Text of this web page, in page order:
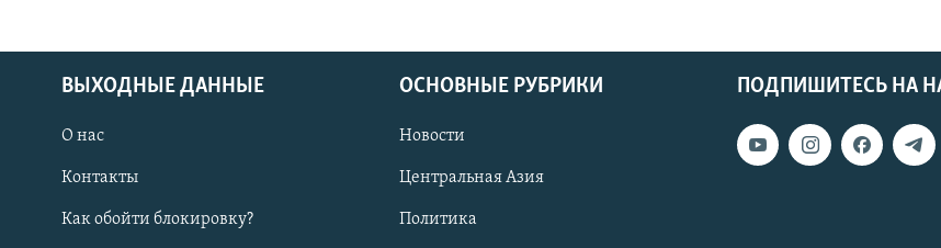
ПОДПИШИТЕСЬ НА
ВЫХОДНЫЕ ДАННЫЕ
О нас
Контакты
Как обойти блокировку?
ОСНОВНЫЕ РУБРИКИ
Новости
Центральная Азия
Политика